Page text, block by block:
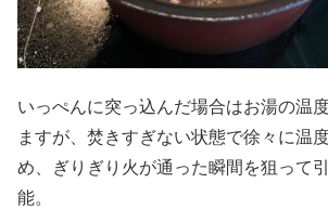
いっぺんに突っ込んだ場合はお湯の温
ますが、焚きすぎない状態で徐々に温
め、ぎりぎり火が通った瞬間を狙って
能。